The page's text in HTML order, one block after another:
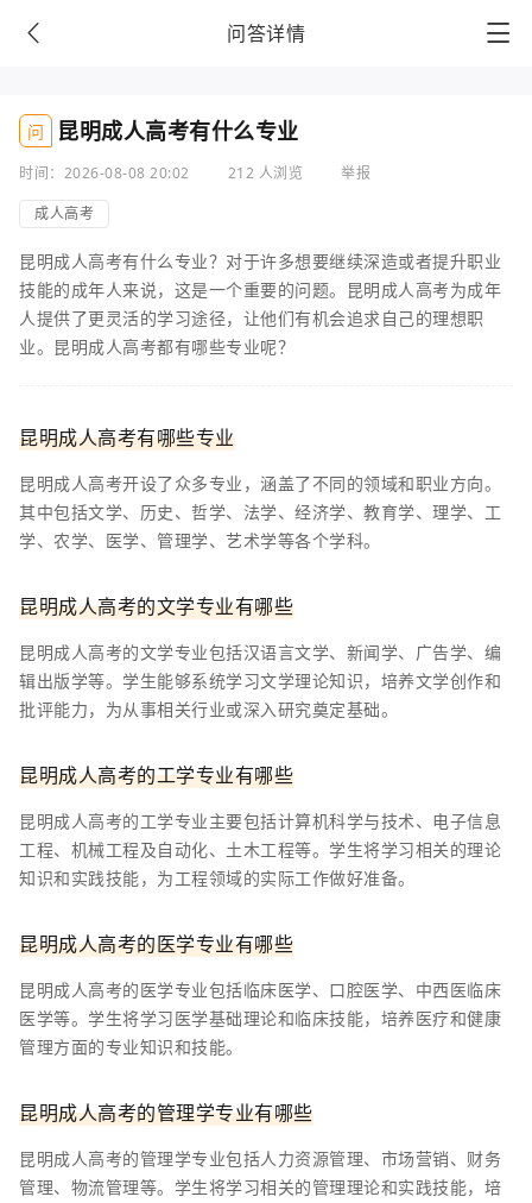
问答详情
问 昆明成人高考有什么专业
时间：2026-08-08 20:02 212 人浏览
举报
成人高考
昆明成人高考有什么专业？对于许多想要继续深造或者提升职业
技能的成年人来说，这是一个重要的问题。昆明成人高考为成年
人提供了更灵活的学习途径，让他们有机会追求自己的理想职
业。昆明成人高考都有哪些专业呢？
昆明成人高考有哪些专业
昆明成人高考开设了众多专业，涵盖了不同的领域和职业方向。
其中包括文学、历史、哲学、法学、经济学、教育学、理学、工
学、农学、医学、管理学、艺术学等各个学科。
昆明成人高考的文学专业有哪些
昆明成人高考的文学专业包括汉语言文学、新闻学、广告学、编
辑出版学等。学生能够系统学习文学理论知识，培养文学创作和
批评能力，为从事相关行业或深入研究奠定基础。
昆明成人高考的工学专业有哪些
昆明成人高考的工学专业主要包括计算机科学与技术、电子信息
工程、机械工程及自动化、土木工程等。学生将学习相关的理论
知识和实践技能，为工程领域的实际工作做好准备。
昆明成人高考的医学专业有哪些
昆明成人高考的医学专业包括临床医学、口腔医学、中西医临床
医学等。学生将学习医学基础理论和临床技能，培养医疗和健康
管理方面的专业知识和技能。
昆明成人高考的管理学专业有哪些
昆明成人高考的管理学专业包括人力资源管理、市场营销、财务
管理、物流管理等。学生将学习相关的管理理论和实践技能，培